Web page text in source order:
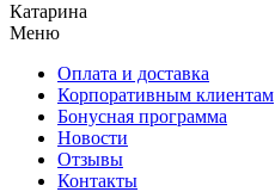
Катарина
Меню
Оплата и доставка
Корпоративным клиентам
Бонусная программа
Новости
Отзывы
Контакты